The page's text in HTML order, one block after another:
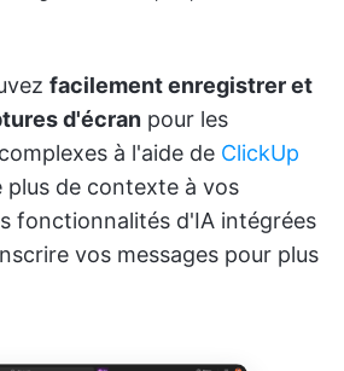
facilement enregistrer et
d'écran pour les
à l'aide de ClickUp
plus de contexte à vos
fonctionnalités d'IA intégrées
vos messages pour plus